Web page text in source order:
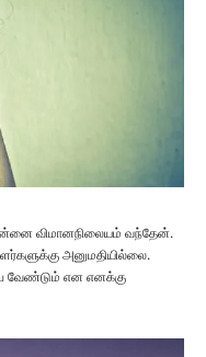
விமானநிலையம் வந்தேன்.
அனுமதியில்லை.
வேண்டும் என எனக்கு